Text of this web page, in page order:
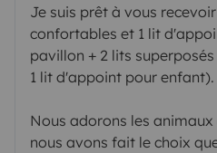
Je suis prêt à vous
confortables et 1 lit
pavillon + 2 lits
1 lit d'appoint pour enfant).
Nous adorons les
nous avons fait le choix